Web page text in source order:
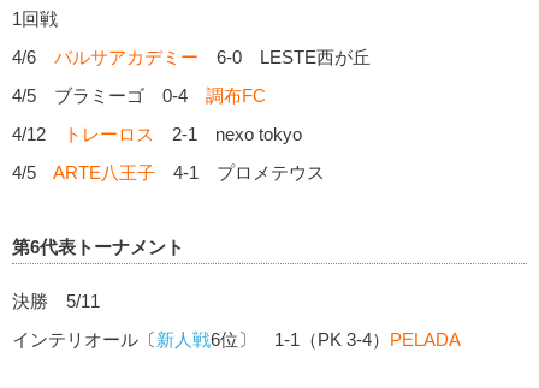
1回戦
4/6 バルサアカデミー 6-0 LESTE西が丘
4/5 ブラミーゴ 0-4 調布FC
4/12
トレーロス
2-1 nexo tokyo
4/5 ARTE八王子 4-1 プロメテウス
第6代表トーナメント
決勝 5/11
インテリオール〔新人戦6位〕 1-1（PK 3-4） PELADA